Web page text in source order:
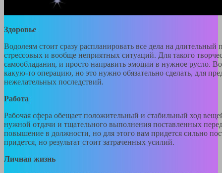
Здоровье
Водолеям стоит сразу распланировать все дела на длительный
стрессовых и вообще неприятных ситуаций. Для такого
самообладания, и просто направить эмоции в нужное русло.
какую-то операцию, но это нужно обязательно сделать, для
нежелательных последствий.
Работа
Рабочая сфера обещает положительный и стабильный ход
нужной отдачи и тщательного выполнения поставленных
повышение в должности, но для этого вам придется сильно
придется, но результат стоит затраченных усилий.
Личная жизнь